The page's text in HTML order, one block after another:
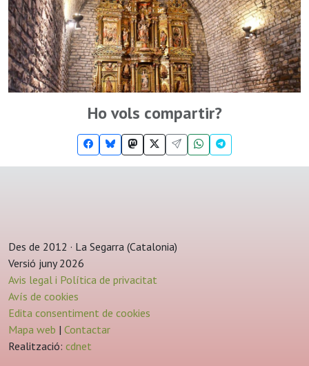
Ho vols compartir?
Des de 2012 · La Segarra (Catalonia)
Versió juny 2026
Avis legal i Política de privacitat
Avís de cookies
Edita consentiment de cookies
Mapa web | Contactar
Realització: cdnet